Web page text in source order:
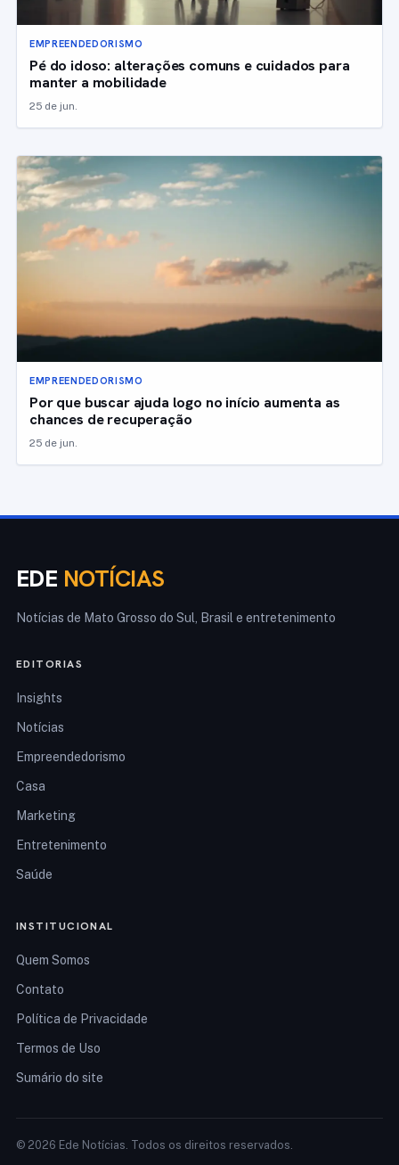
EMPREENDEDORISMO
Pé do idoso: alterações comuns e cuidados para
manter a mobilidade
25 de jun.
EMPREENDEDORISMO
Por que buscar ajuda logo no início aumenta as
chances de recuperação
25 de jun.
EDE NOTÍCIAS
Notícias de Mato Grosso do Sul, Brasil e entretenimento
EDITORIAS
Insights
Notícias
Empreendedorismo
Casa
Marketing
Entretenimento
Saúde
INSTITUCIONAL
Quem Somos
Contato
Política de Privacidade
Termos de Uso
Sumário do site
© 2026 Ede Notícias. Todos os direitos reservados.